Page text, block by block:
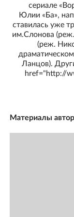
сериале
Юлии «Ба»,
ставилась уже
им.Слонова
(реж.
Ланцов).
href="http://
Материалы